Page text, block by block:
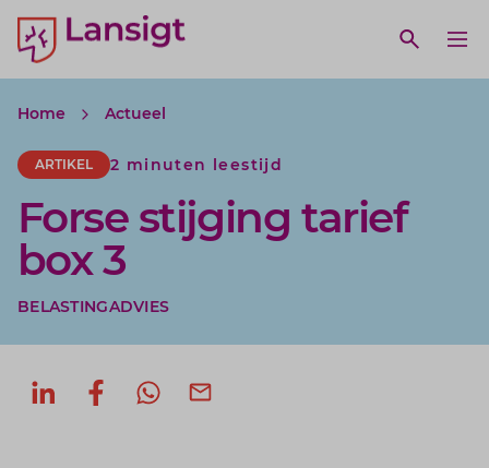
Lansigt Accountants logo
Open
search website
Home Actueel
ARTIKEL 2 minuten leestijd
Forse stijging tarief
box 3
BELASTINGADVIES
Deel op LinkedIn
Deel op Facebook